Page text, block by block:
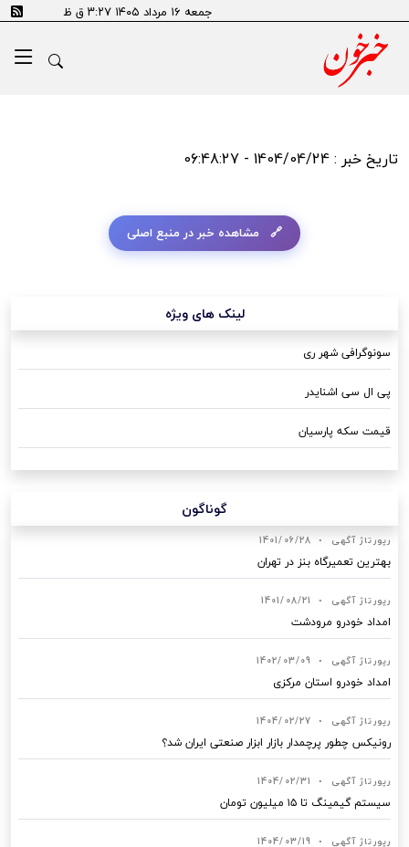
جمعه ۱۶ مرداد ۱۴۰۵ ۳:۲۷ ق ظ
تاریخ خبر : 1404/04/24 - 06:48:27
مشاهده خبر در منبع اصلی
لینک های ویژه
سونوگرافی شهر ری
پی ال سی اشنایدر
قیمت سکه پارسیان
گوناگون
رپورتاژ آگهی •
1401/06/28
بهترین تعمیرگاه بنز در تهران
رپورتاژ آگهی •
1401/08/21
امداد خودرو مرودشت
رپورتاژ آگهی •
1402/03/09
امداد خودرو استان مرکزی
رپورتاژ آگهی •
1404/02/27
رونیکس چطور پرچمدار بازار ابزار صنعتی ایران شد؟
رپورتاژ آگهی •
1404/02/31
سیستم گیمینگ تا ۱۵ میلیون تومان
رپورتاژ آگهی •
1404/03/19